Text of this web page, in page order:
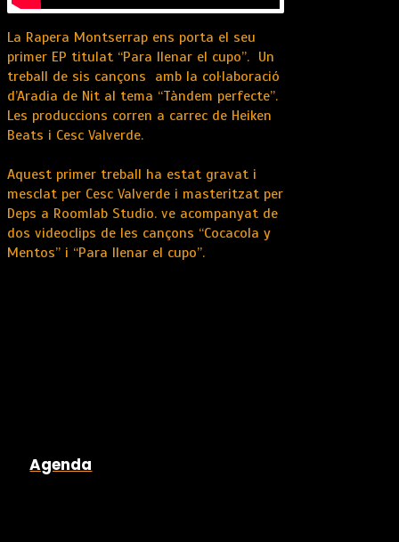
La Rapera Montserrap ens porta el seu
primer EP titulat “Para llenar el cupo”. Un
treball de sis cançons amb la col·laboració
d’Aradia de Nit al tema “Tàndem perfecte”.
Les produccions corren a carrec de Heiken
Beats i Cesc Valverde.
Aquest primer treball ha estat gravat i
mesclat per Cesc Valverde i masteritzat per
Deps a Roomlab Studio. ve acompanyat de
dos videoclips de les cançons “Cocacola y
Mentos” i “Para llenar el cupo”.
Agenda